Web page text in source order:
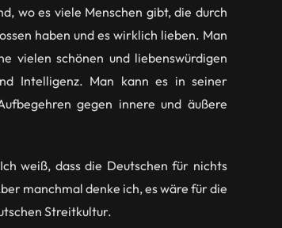
wo es viele Menschen gibt, die durch
haben und es wirklich lieben. Man
vielen schönen und liebenswürdigen
Intelligenz. Man kann es in seiner
gegen innere und äußere
weiß, dass die Deutschen für nichts
manchmal denke ich, es wäre für die
Streitkultur.